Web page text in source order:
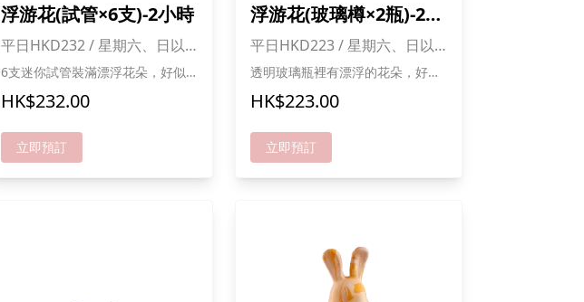
浮游花(試管×6支)-2小時
平日HKD232 / 星期六、日以
及公眾假期HKD261
6支迷你試管裝滿漂浮花朵，好似
小小科學魔法！ 每支都可選不同花
色，變身彩虹花園 排排站好超可
己擺放，創意滿分！ 快黎做你專屬
的花花實驗室喇! *成功報名可獲送
貓貓零食一份,人數愈多折扣愈多
HK$232.00
立即預訂
浮游花(玻璃樽×2瓶)-2小
時
平日HKD223 / 星期六、日以
及公眾假期HKD251
透明玻璃瓶裡有漂浮的花朵，好似
魔法世界！ 自選花材和顏色，打造
夢幻小瓶子 親手擺花好玩又療癒
做你自己嘅魔法花瓶喇！ *成功報
名可獲送貓貓零食一份,人數愈多折
扣愈多
HK$223.00
立即預訂